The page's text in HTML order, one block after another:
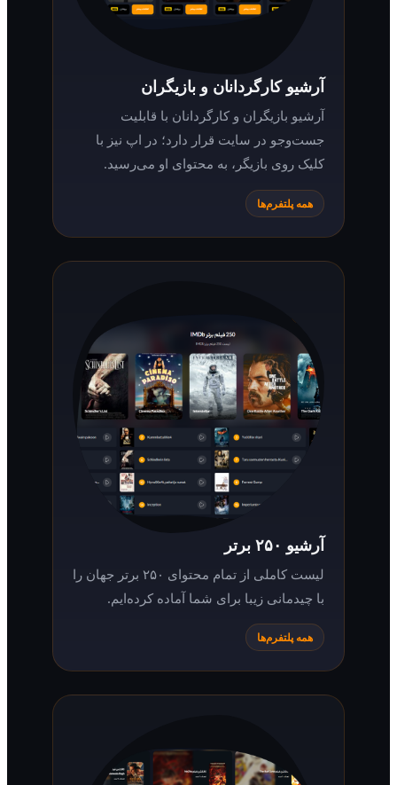
آرشیو کارگردانان و بازیگران
آرشیو بازیگران و کارگردانان با قابلیت
جست‌وجو در سایت قرار دارد؛ در اپ نیز با
کلیک روی بازیگر، به محتوای او می‌رسید.
همه پلتفرم‌ها
لیست کاملی از تمام محتوای ۲۵۰ برتر جهان را
با چیدمانی زیبا برای شما آماده کرده‌ایم.
همه پلتفرم‌ها